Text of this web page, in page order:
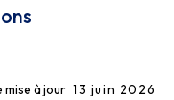
mise à jour 13 juin 2026